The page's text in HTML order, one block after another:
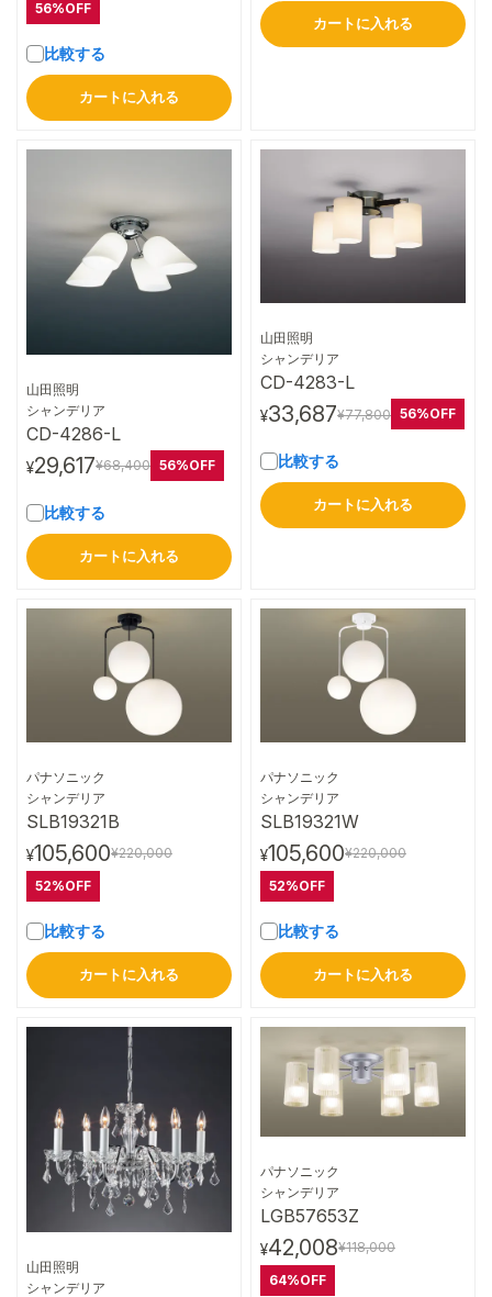
56%OFF
比較する
カートに入れる
カートに入れる
山田照明
シャンデリア
CD-4286-L
¥29,617¥68,400 56%OFF
比較する
カートに入れる
山田照明
シャンデリア
CD-4283-L
¥33,687¥77,800 56%OFF
比較する
カートに入れる
パナソニック
シャンデリア
SLB19321B
¥105,600¥220,000
52%OFF
比較する
カートに入れる
パナソニック
シャンデリア
SLB19321W
¥105,600¥220,000
52%OFF
比較する
カートに入れる
山田照明
シャンデリア
パナソニック
シャンデリア
LGB57653Z
¥42,008¥118,000
64%OFF